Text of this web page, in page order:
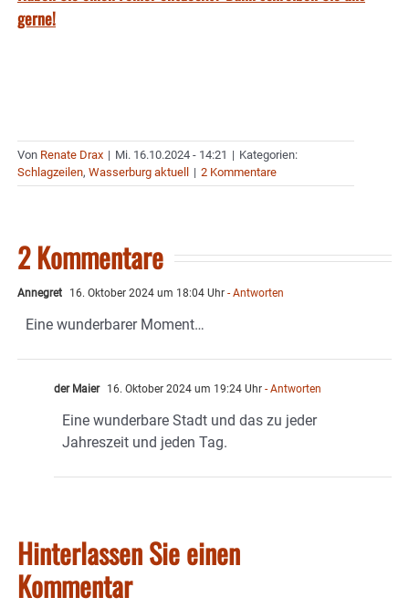
gerne!
Von Renate Drax | Mi. 16.10.2024 - 14:21 | Kategorien:
Schlagzeilen, Wasserburg aktuell | 2 Kommentare
2 Kommentare
Annegret 16. Oktober 2024 um 18:04 Uhr - Antworten
Eine wunderbarer Moment…
der Maier 16. Oktober 2024 um 19:24 Uhr - Antworten
Eine wunderbare Stadt und das zu jeder
Jahreszeit und jeden Tag.
Hinterlassen Sie einen
Kommentar